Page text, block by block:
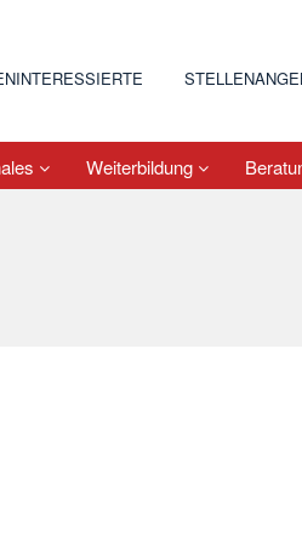
Weiterbildung